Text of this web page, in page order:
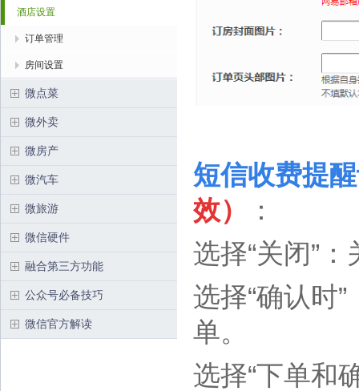
酒店设置
订单管理
房间设置
微点菜
微外卖
微房产
微汽车
微旅游
微信硬件
融合第三方功能
公众号必备技巧
微信官方解读
短信收费提
效）
：
选择“关闭”
选择“确认时
单。
选择“下单和